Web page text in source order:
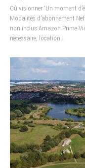
Où visionner ‘Un moment
Modalités d’abonnement
non inclus Amazon Prime
nécessaire, location…